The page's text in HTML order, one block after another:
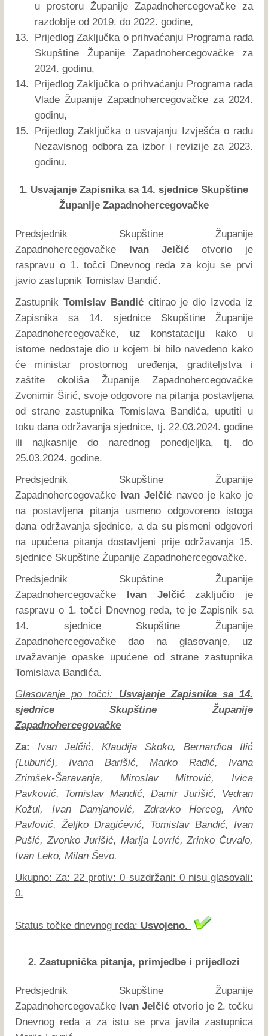
u prostoru Županije Zapadnohercegovačke za
razdoblje od 2019. do 2022. godine,
13.
Prijedlog Zaključka o prihvaćanju Programa rada
Skupštine Županije Zapadnohercegovačke za
2024. godinu,
14.
Prijedlog Zaključka o prihvaćanju Programa rada
Vlade Županije Zapadnohercegovačke za 2024.
godinu,
15.
Prijedlog Zaključka o usvajanju Izvješća o radu
Nezavisnog odbora za izbor i revizije za 2023.
godinu.
1. Usvajanje Zapisnika sa 14. sjednice Skupštine
Županije Zapadnohercegovačke
Predsjednik Skupštine Županije
Zapadnohercegovačke Ivan Jelčić otvorio je
raspravu o 1. točci Dnevnog reda za koju se prvi
javio zastupnik Tomislav Bandić.
Zastupnik Tomislav Bandićcitirao je dio Izvoda iz
Zapisnika sa 14. sjednice Skupštine Županije
Zapadnohercegovačke, uz konstataciju kako u
istome nedostaje dio u kojem bi bilo navedeno kako
će ministar prostornog uređenja, graditeljstva i
zaštite okoliša Županije Zapadnohercegovačke
Zvonimir Širić, svoje odgovore na pitanja postavljena
od strane zastupnika Tomislava Bandića, uputiti u
toku dana održavanja sjednice, tj. 22.03.2024. godine
ili najkasnije do narednog ponedjeljka, tj. do
25.03.2024. godine.
Predsjednik Skupštine Županije
Zapadnohercegovačke
Ivan Jelčić naveo je kako je
na postavljena pitanja usmeno odgovoreno istoga
dana održavanja sjednice, a da su pismeni odgovori
na upućena pitanja dostavljeni prije održavanja 15.
sjednice Skupštine Županije Zapadnohercegovačke.
Predsjednik Skupštine Županije
Zapadnohercegovačke
Ivan Jelčićzaključio je
raspravu o 1. točci Dnevnog reda, te je Zapisnik sa
14. sjednice Skupštine Županije
Zapadnohercegovačke dao na glasovanje, uz
uvažavanje opaske upućene od strane zastupnika
Tomislava Bandića.
Glasovanje po točci: Usvajanje Zapisnika sa 14.
sjednice Skupštine Županije
Zapadnohercegovačke
Za:
Ivan Jelčić, Klaudija Skoko, Bernardica Ilić
(Luburić), Ivana Barišić, Marko Radić, Ivana
Zrimšek-Šaravanja, Miroslav Mitrović, Ivica
Pavković, Tomislav Mandić, Damir Jurišić, Vedran
Kožul, Ivan Damjanović, Zdravko Herceg, Ante
Pavlović, Željko Dragićević, Tomislav Bandić, Ivan
Pušić, Zvonko Jurišić, Marija Lovrić, Zrinko Čuvalo,
Ivan Leko, Milan Ševo.
Ukupno: Za: 22 protiv: 0 suzdržani: 0 nisu glasovali:
0.
Status točke dnevnog reda: Usvojeno.
2. Zastupnička pitanja, primjedbe i prijedlozi
Predsjednik Skupštine Županije
Zapadnohercegovačke Ivan Jelčić otvorio je 2. točku
Dnevnog reda a za istu se prva javila zastupnica